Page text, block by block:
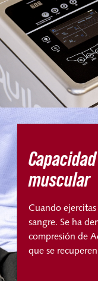
muscular
Cuando
sangre. Se ha
compresión de
que se